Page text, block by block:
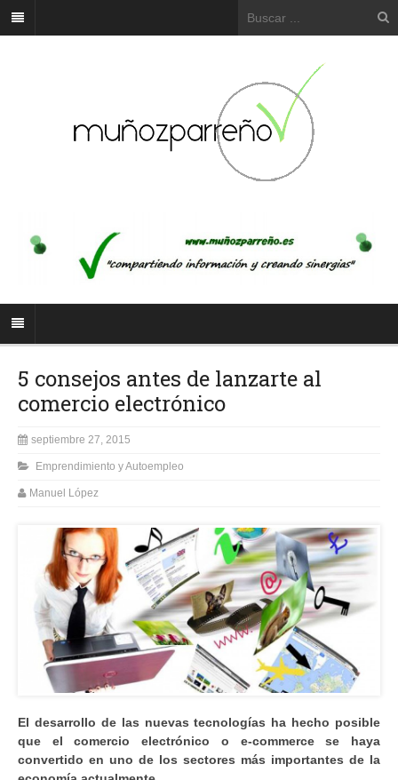
5 consejos antes de lanzarte al
comercio electrónico
septiembre 27, 2015
Emprendimiento y Autoempleo
Manuel López
El desarrollo de las nuevas tecnologías ha hecho posible
que el comercio electrónico o e-commerce se haya
convertido en uno de los sectores más importantes de la